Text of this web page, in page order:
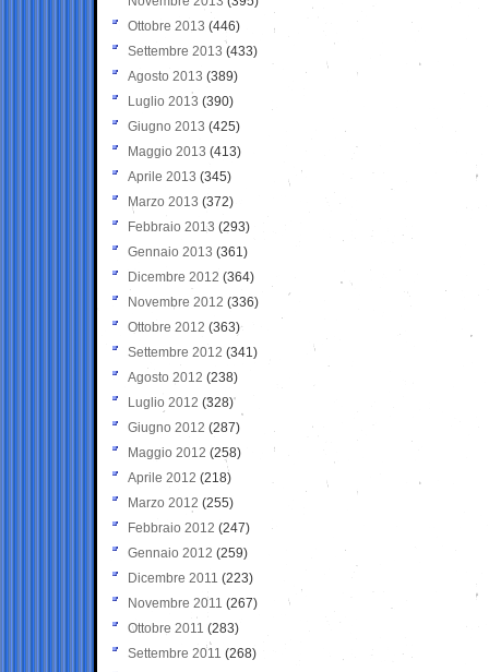
Ottobre 2013 (446)
Settembre 2013 (433)
Agosto 2013 (389)
Luglio 2013 (390)
Giugno 2013 (425)
Maggio 2013 (413)
Aprile 2013 (345)
Marzo 2013 (372)
Febbraio 2013 (293)
Gennaio 2013 (361)
Dicembre 2012 (364)
Novembre 2012 (336)
Ottobre 2012 (363)
Settembre 2012 (341)
Agosto 2012 (238)
Luglio 2012 (328)
Giugno 2012 (287)
Maggio 2012 (258)
Aprile 2012 (218)
Marzo 2012 (255)
Febbraio 2012 (247)
Gennaio 2012 (259)
Dicembre 2011 (223)
Novembre 2011 (267)
Ottobre 2011 (283)
Settembre 2011 (268)